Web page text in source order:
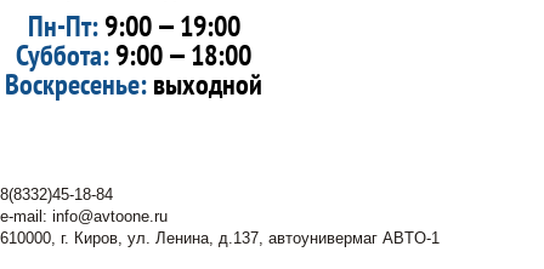
Пн-Пт:9:00 — 19:00
Суббота:9:00 — 18:00
Воскресенье:выходной
8(8332)45-18-84
e-mail: info@avtoone.ru
610000, г. Киров, ул. Ленина, д.137, автоунивермаг ABTO-1